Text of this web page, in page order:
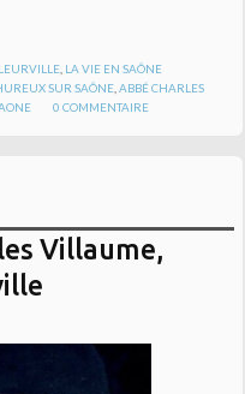
, LA VIE EN SAÔNE
SUR SAÔNE ,ABBÉ CHARLES
0 COMMENTAIRE
Villaume,